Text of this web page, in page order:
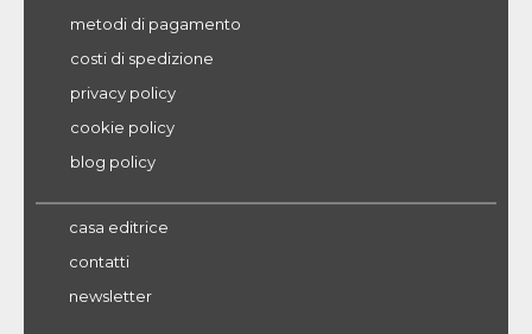
metodi di pagamento
costi di spedizione
privacy policy
cookie policy
blog policy
casa editrice
contatti
newsletter